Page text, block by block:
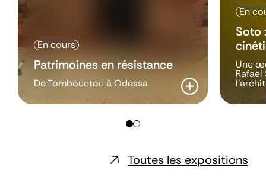
Patrimoines en résistance
En cours
De Tombouctou à Odessa
Soto
En
Une
Toutes les expositions